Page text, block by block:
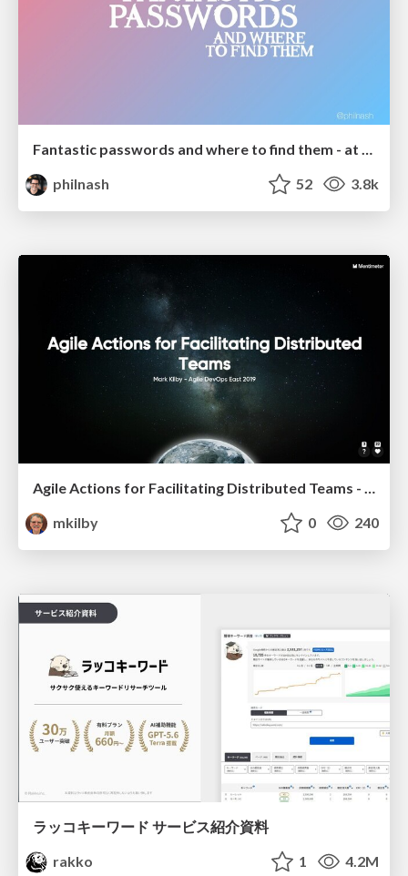
philnash
52 3.8k
Agile Actions for Facilitating Distributed Teams - ADO2019
mkilby
0 240
ラッコキーワード サービス紹介資料
rakko
1 4.2M